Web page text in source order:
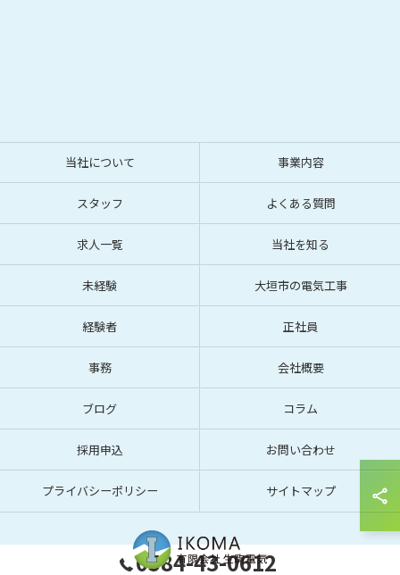
0584-43-0612
当社について 事業内容
スタッフ よくある質問
求人一覧 当社を知る
未経験 大垣市の電気工事
経験者 正社員
事務 会社概要
ブログ コラム
採用申込 お問い合わせ
プライバシーポリシー サイトマップ